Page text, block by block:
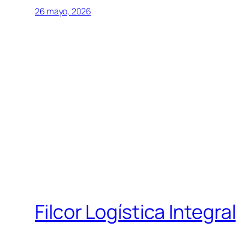
26 mayo, 2026
Filcor Logística Integral